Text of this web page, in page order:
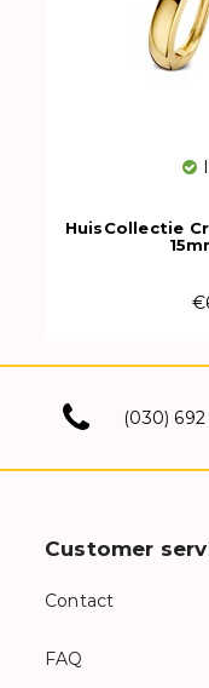
HuisCollectie
(030)
Customer
Contact
FAQ